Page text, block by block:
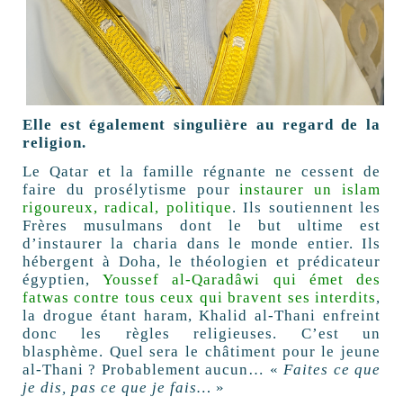
Elle est également singulière au regard de la
religion.
Le Qatar et la famille régnante ne cessent de
faire du prosélytisme pourinstaurer un islam
rigoureux, radical, politique. Ils soutiennent les
Frères musulmans dont le but ultime est
d’instaurer la charia dans le monde entier. Ils
hébergent à Doha, le théologien et prédicateur
égyptien,Youssef al-Qaradâwi qui émet des
fatwas contre tous ceux qui bravent ses interdits,
la drogue étant haram, Khalid al-Thani enfreint
donc les règles religieuses. C’est un
blasphème. Quel sera le châtiment pour le jeune
al-Thani ? Probablement aucun… « Faites ce que
je dis, pas ce que je fais… »